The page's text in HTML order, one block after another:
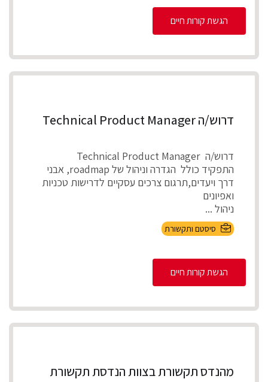
הגשת קורות חיים
דרוש/ה Technical Product Manager
דרוש/ה Technical Product Manager
התפקיד כולל הגדרה וניהול של roadmap, אבני
דרך ויעדים,תרגום צרכים עסקיים לדרישות טכניות
ואפיונים
ניהול ...
סיסטם ותקשורת
הגשת קורות חיים
מהנדס תקשורת בצוות הנדסת תקשורת